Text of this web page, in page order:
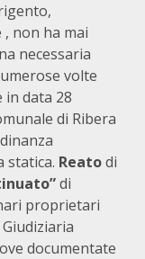
non ha mai
necessaria
volte
in data 28
di Ribera
statica. Reatodi
di
proprietari
documentate